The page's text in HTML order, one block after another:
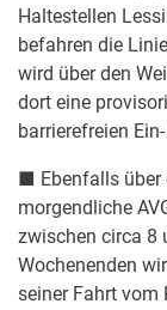
Haltestellen
befahren die
wird über den
dort eine
barrierefreien
■ Ebenfalls über
morgendliche
zwischen circa 8
Wochenenden
seiner Fahrt vom